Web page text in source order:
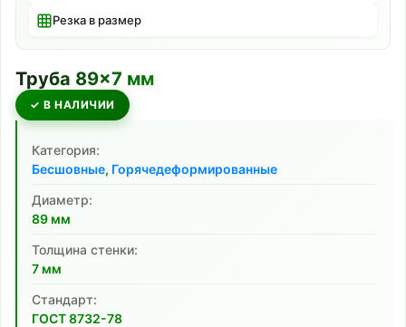
Резка в размер
Труба 89×7 мм
✓ В НАЛИЧИИ
Категория:
Бесшовные, Горячедеформированные
Диаметр:
89 мм
Толщина стенки:
7 мм
Cтандарт:
ГОСТ 8732-78